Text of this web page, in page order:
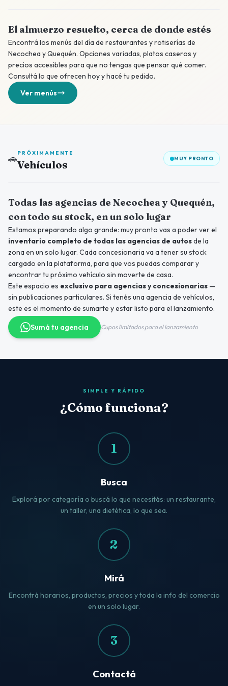
El almuerzo resuelto, cerca de donde estés
Encontrá los menús del día de restaurantes y rotiserías de
Necochea y Quequén. Opciones variadas, platos caseros y
precios accesibles para que no tengas que pensar qué comer.
Consultá lo que ofrecen hoy y hacé tu pedido.
Ver menús
🚗PRÓXIMAMENTE
Vehículos MUY PRONTO
Próximamente
Todas las agencias de Necochea y Quequén,
con todo su stock, en un solo lugar
Estamos preparando algo grande: muy pronto vas a poder ver el
inventario completo de todas las agencias de autosde la
zona en un solo lugar. Cada concesionaria va a tener su stock
cargado en la plataforma, para que vos puedas comparar y
encontrar tu próximo vehículo sin moverte de casa.
Este espacio es exclusivo para agencias y concesionarias —
sin publicaciones particulares. Si tenés una agencia de vehículos,
este es el momento de sumarte y estar listo para el lanzamiento.
Sumá tu agencia Cupos limitados para el lanzamiento
SIMPLE Y RÁPIDO
¿Cómo funciona?
1
Busca
Explorá por categoría o buscá lo que necesitás: un restaurante,
un taller, una dietética, lo que sea.
2
Mirá
Encontrá horarios, productos, precios y toda la info del comercio
en un solo lugar.
3
Contactá